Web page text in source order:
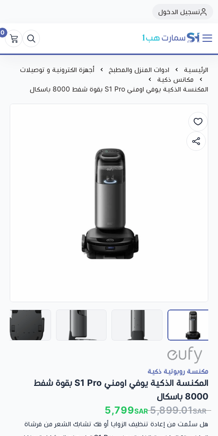
تسجيل الدخول
سمارت هبSmart Hub1
0
الرئيسية ادوات المنزل والمطبخ
أجهزة الكترونية و توصيلات
مكانس ذكية
المكنسة الذكية يوفي اومني S1 Pro بقوة شفط 8000 باسكال
مكنسة روبوتية ذكية
المكنسة الذكية يوفي اومني S1 Pro بقوة شفط
8000 باسكال
5,899.01SAR
5,799SAR
هل سئمت من إعادة تنظيف الزوايا أو فك تشابك الشعر من فرشاة